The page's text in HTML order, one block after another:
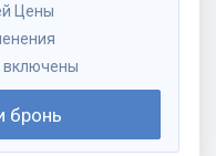
Цены
включены
бронь